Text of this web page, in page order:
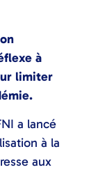
à
limiter
a lancé
à la
aux